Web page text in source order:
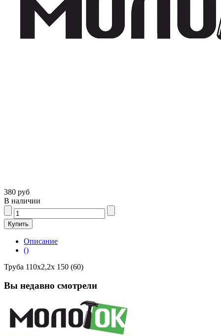
380 руб
В наличии
Описание
()
Труба 110х2,2х 150 (60)
Вы недавно смотрели